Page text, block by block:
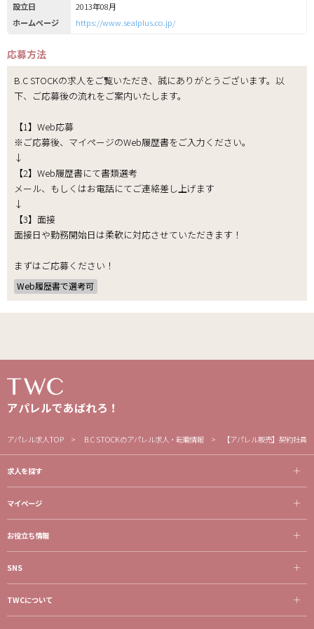
設立日
2013年08月
ホームページ
https://www.sealplus.co.jp/
応募方法
B.C STOCKの求人をご覧いただき、誠にありがとうございます。以
下、ご応募後の流れをご案内いたします。
【1】Web応募
※ご応募後、マイページのWeb履歴書をご入力ください。
↓
【2】Web履歴書にて書類選考
メール、もしくはお電話にてご連絡差し上げます
↓
【3】面接
面接日や勤務開始日は柔軟に対応させていただきます！
まずはご応募ください！
Web履歴書で選考可
アパレルであばれろ！
アパレル求人TOP B.C STOCKのアパレル求人・転職情報 【アパレル販売】契約社
求人を探す
マイページ
お役立ち情報
SNS
TWCについて